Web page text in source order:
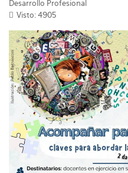
Desarrollo Profesional
Visto: 4905